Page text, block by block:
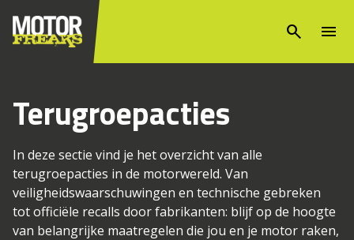
search menu
Terugroepacties
In deze sectie vind je het overzicht van alle
terugroepacties in de motorwereld. Van
veiligheidswaarschuwingen en technische gebreken
tot officiële recalls door fabrikanten: blijf op de hoogte
van belangrijke maatregelen die jou en je motor raken,